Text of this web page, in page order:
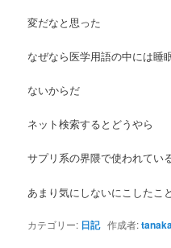
ツ
へ
移
動
変だなと思った
なぜなら医学用語の中には睡
ないからだ
ネット検索するとどうやら
サプリ系の界隈で使われてい
あまり気にしないにこしたこ
カテゴリー: 日記作成者: